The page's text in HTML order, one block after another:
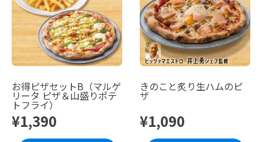
お得ピザセットB（マルゲ
リータ ピザ＆山盛りポテ
トフライ）
¥1,390
きのこと炙り生ハムのピ
ザ
¥1,090